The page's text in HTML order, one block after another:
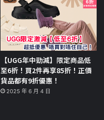
【UGG年中勁減】限定商品低
至6折！買2件再享85折！正價
貨品都有9折優惠！
2025 年 6 月 4 日